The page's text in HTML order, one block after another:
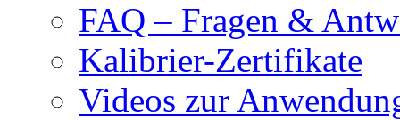
FAQ – Fragen &
Kalibrier-Zertifikate
Videos zur